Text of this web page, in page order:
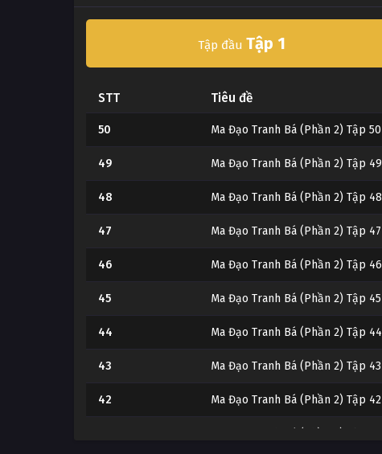
Tập đầu Tập 1
STT Tiêu đề
50 Ma Đạo Tranh Bá (Phần 2) Tập 50
49 Ma Đạo Tranh Bá (Phần 2) Tập 49
48 Ma Đạo Tranh Bá (Phần 2) Tập 48
47 Ma Đạo Tranh Bá (Phần 2) Tập 47
46 Ma Đạo Tranh Bá (Phần 2) Tập 46
45 Ma Đạo Tranh Bá (Phần 2) Tập 45
44 Ma Đạo Tranh Bá (Phần 2) Tập 44
43 Ma Đạo Tranh Bá (Phần 2) Tập 43
42 Ma Đạo Tranh Bá (Phần 2) Tập 42